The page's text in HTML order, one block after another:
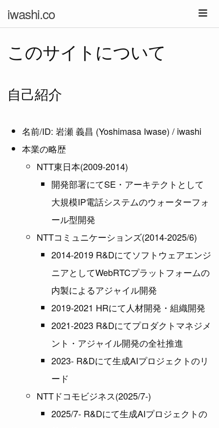
iwashi.co
このサイトについて
自己紹介
名前/ID: 岩瀬 義昌 (Yoshimasa Iwase) / iwashi
本業の略歴
NTT東日本(2009-2014)
開発部署にてSE・アーキテクトとして
大規模IP電話システムのウォーターフォ
ール型開発
NTTコミュニケーションズ(2014-2025/6)
2014-2019 R&Dにてソフトウェアエンジ
ニアとしてWebRTCプラットフォームの
内製によるアジャイル開発
2019-2021 HRにて人材開発・組織開発
2021-2023 R&Dにてプロダクトマネジメ
ント・アジャイル開発の全社推進
2023- R&Dにて生成AIプロジェクトのリ
ード
NTTドコモビジネス(2025/7-)
2025/7- R&Dにて生成AIプロジェクトの